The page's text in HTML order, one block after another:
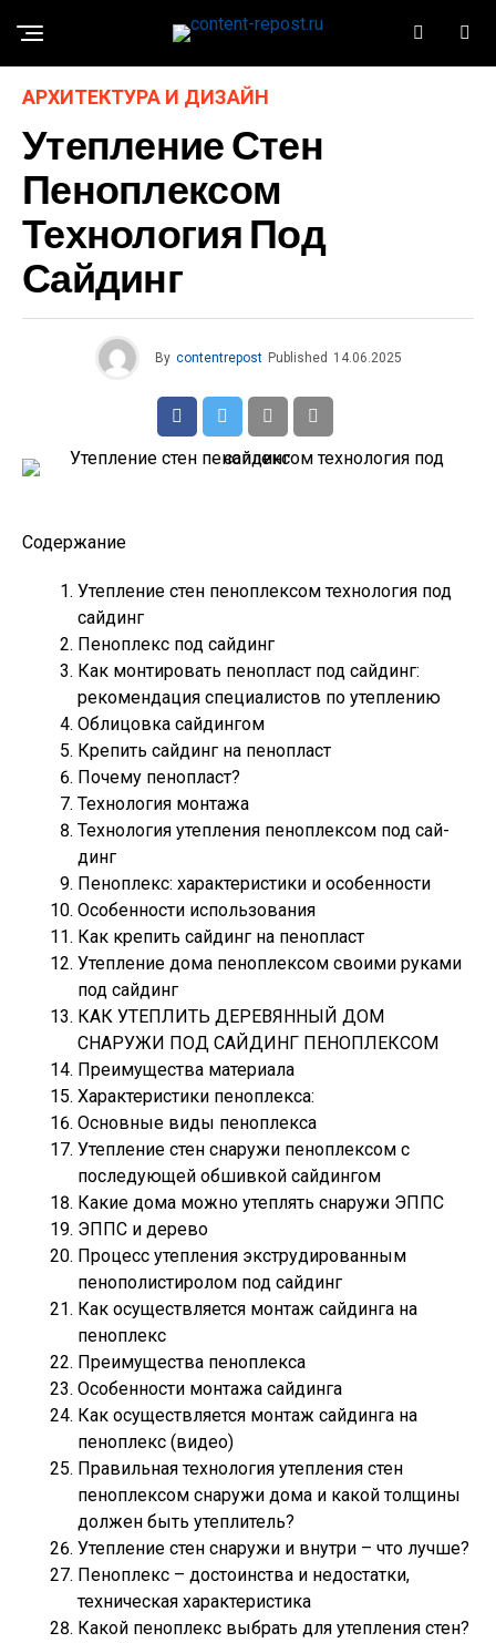
АРХИТЕКТУРА И ДИЗАЙН
Утепление Стен
Пеноплексом
Технология Под
Сайдинг
By contentrepost Published 14.06.2025
Содержание
Утепление стен пеноплексом технология под
сайдинг
Пеноплекс под сайдинг
Как монтировать пенопласт под сайдинг:
рекомендация специалистов по утеплению
Облицовка сайдингом
Крепить сайдинг на пенопласт
Почему пенопласт?
Технология монтажа
Технология утеплени­я пеноплексом под сай­
динг
Пеноплекс: характеристики и особенности
Особенности использования
Как крепить сайдинг на пенопласт
Утепление дома пенопл­ексом своими руками
п­од сайдинг
КАК УТЕПЛИТЬ ДЕРЕВЯННЫЙ ДОМ
СНАРУЖИ ПОД САЙДИНГ ПЕНОПЛЕКСОМ
Преимущества материала
Характеристики пеноплекса:
Основные виды пеноплекса
Утепление стен снаружи пеноплексом с
последующей обшивкой сайдингом
Какие дома можно утеплять снаружи ЭППС
ЭППС и дерево
Процесс утепления экструдированным
пенополистиролом под сайдинг
Как осуществляется монтаж сайдинга на
пеноплекс
Преимущества пеноплекса
Особенности монтажа сайдинга
Как осуществляется монтаж сайдинга на
пеноплекс (видео)
Правильная технология утепления стен
пеноплексом снаружи дома и какой толщины
должен быть утеплитель?
Утепление стен снаружи и внутри – что лучше?
Пеноплекс – достоинства и недостатки,
техническая характеристика
Какой пеноплекс выбрать для утепления стен?